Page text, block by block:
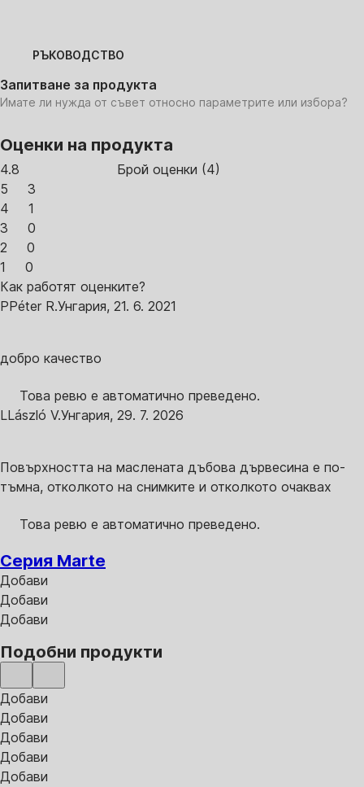
РЪКОВОДСТВО
Запитване за продукта
Имате ли нужда от съвет относно параметрите или избора?
Оценки на продукта
4.8 Брой оценки (4)
5
3
4
1
3
0
2
0
1
0
Как работят оценките?
PPéter R.Унгария, 21. 6. 2021
добро качество
Това ревю е автоматично преведено.
LLászló V.Унгария, 29. 7. 2026
Повърхността на маслената дъбова дървесина е по-
тъмна, отколкото на снимките и отколкото очаквах
Това ревю е автоматично преведено.
Серия Marte
Добави
Добави
Добави
Подобни продукти
Добави
Добави
Добави
Добави
Добави